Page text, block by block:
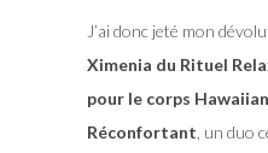
J’ai donc jeté mon
Ximenia du Rituel
pour le corps
Réconfortant , un duo